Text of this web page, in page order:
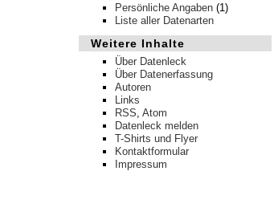
Persönliche Angaben (1)
Liste aller Datenarten
Weitere Inhalte
Über Datenleck
Über Datenerfassung
Autoren
Links
RSS, Atom
Datenleck melden
T-Shirts und Flyer
Kontaktformular
Impressum